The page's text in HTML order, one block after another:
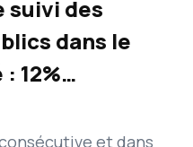
suivi des
dans le
12%
2016
et dans